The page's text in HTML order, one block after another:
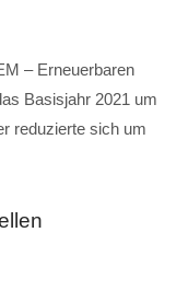
– Erneuerbaren
Basisjahr 2021 um
reduzierte sich um